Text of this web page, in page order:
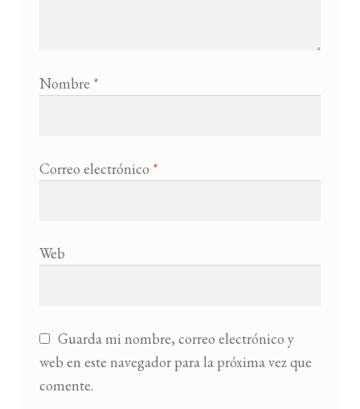
Nombre *
Correo electrónico *
Web
Guarda mi nombre, correo electrónico y
web en este navegador para la próxima vez que
comente.